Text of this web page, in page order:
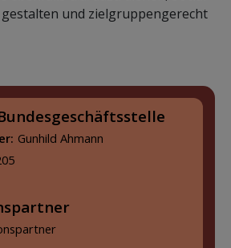
und zielgruppengerecht
Gunhild Ahmann